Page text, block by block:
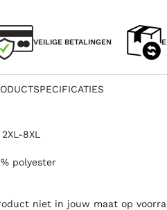
VEILIGE BETALINGEN
8XL
polyester
niet in jouw maat op